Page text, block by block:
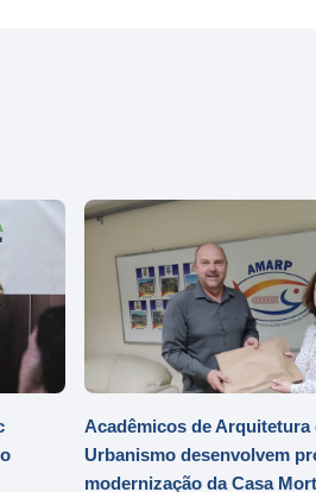
Acadêmicos de Arquitetura
Urbanismo desenvolvem
modernização da Casa